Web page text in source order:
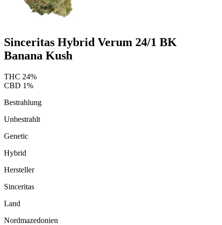
Sinceritas Hybrid Verum 24/1 BK
Banana Kush
THC 24%
CBD 1%
Bestrahlung
Unbestrahlt
Genetic
Hybrid
Hersteller
Sinceritas
Land
Nordmazedonien